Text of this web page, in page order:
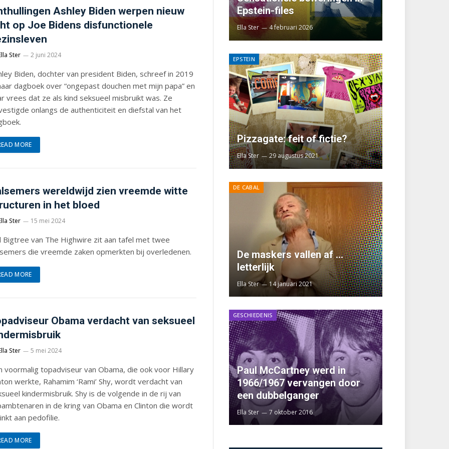
Ashley Biden werpen nieuw
op Joe Bidens disfunctionele
Ster 2 juni 2024
Biden, dochter van president Biden, schreef in 2019
dagboek over “ongepast douchen met mijn papa” en
vrees dat ze als kind seksueel misbruikt was. Ze
onlangs de authenticiteit en diefstal van het
MORE
wereldwijd zien vreemde witte
in het bloed
Ster 15 mei 2024
Bigtree van The Highwire zit aan tafel met twee
die vreemde zaken opmerkten bij overledenen.
MORE
Obama verdacht van seksueel
Ster 5 mei 2024
voormalig topadviseur van Obama, ­die ook voor Hillary
werkte, Rahamim ‘Rami’ Shy, wordt verdacht van
kindermisbruik. Shy is de volgende in de rij van
in de kring van Obama en Clinton die wordt
aan pedofilie.
MORE
Epstein-files
Ella Ster 4 februari 2026
EPSTEIN
Pizzagate: feit of fictie?
Ella Ster 29 augustus 2021
DE CABAL
De maskers vallen af …
letterlijk
Ella Ster 14 januari 2021
GESCHIEDENIS
Paul McCartney werd in
1966/1967 vervangen door
een dubbelganger
Ella Ster 7 oktober 2016